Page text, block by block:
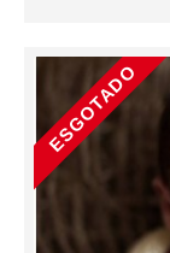
ESGOTADO